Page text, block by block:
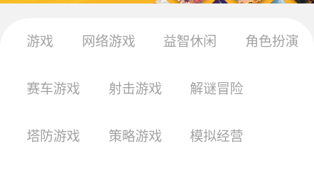
游戏 网络游戏 益智休闲 角色扮演
赛车游戏 射击游戏 解谜冒险
塔防游戏 策略游戏 模拟经营